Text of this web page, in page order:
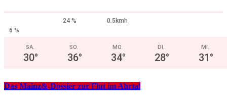
24 %
0.5kmh
6 %
SA.
30°
SO.
36°
MO.
34°
DI.
28°
MI.
31°
Das Mainz&-Dossier zur Flut im Ahrtal